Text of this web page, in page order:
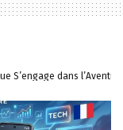
S’engage dans